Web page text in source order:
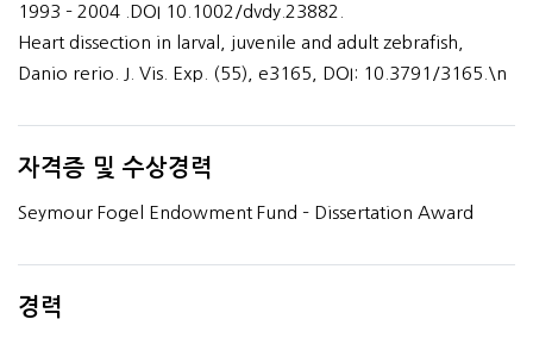
1993 – 2004 .DOI 10.1002/dvdy.23882.
Heart dissection in larval, juvenile and adult zebrafish,
Danio rerio. J. Vis. Exp. (55), e3165, DOI: 10.3791/3165.\n
자격증 및 수상경력
Seymour Fogel Endowment Fund – Dissertation Award
경력